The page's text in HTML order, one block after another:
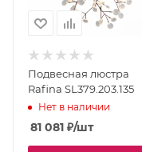
Подвесная люстра
Rafina SL379.203.135
Нет в наличии
81 081 ₽/шт